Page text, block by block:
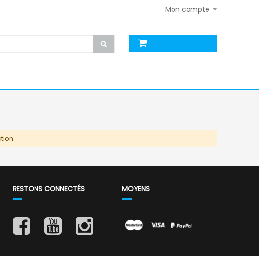
Mon compte
RESTONS CONNECTÉS MOYENS